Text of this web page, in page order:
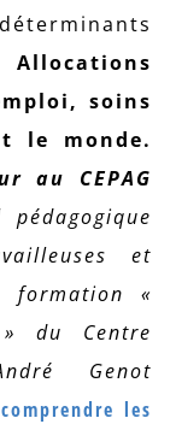
Allocations
soins
le monde.
au CEPAG
et
formation «
du Centre
Genot
les